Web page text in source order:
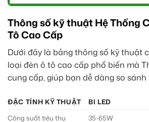
Thông số kỹ thuật Hệ Thống
Tô Cao Cấp
Dưới đây là bảng thông số kỹ thuật
loại đèn ô tô cao cấp phổ biến mà
cung cấp, giúp bạn dễ dàng so
ĐẶC TÍNH KỸ THUẬT BI LED
Công suất tiêu thụ
35-65W